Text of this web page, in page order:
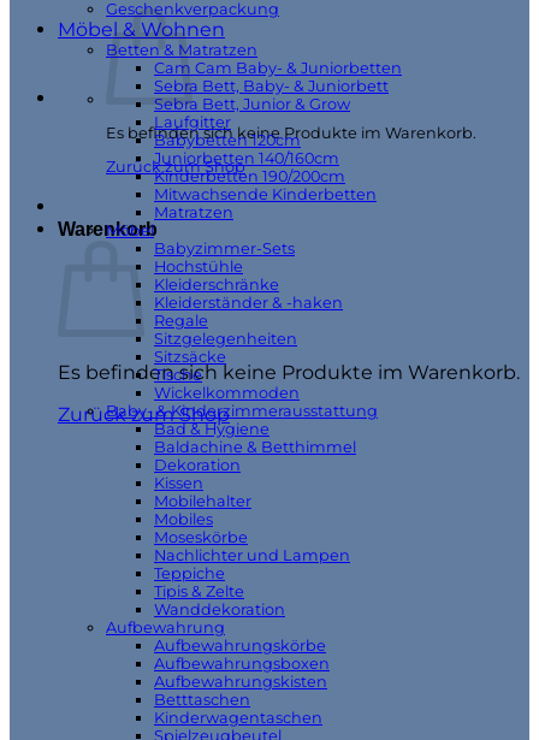
Es befinden sich keine Produkte im Warenkorb.
Zurück zum Shop
Warenkorb
Es befinden sich keine Produkte im Warenkorb.
Zurück zum Shop
Geschenkverpackung
Möbel & Wohnen
Betten & Matratzen
Cam Cam Baby- & Juniorbetten
Sebra Bett, Baby- & Juniorbett
Sebra Bett, Junior & Grow
Laufgitter
Babybetten 120cm
Juniorbetten 140/160cm
Kinderbetten 190/200cm
Mitwachsende Kinderbetten
Matratzen
Möbel
Babyzimmer-Sets
Hochstühle
Kleiderschränke
Kleiderständer & -haken
Regale
Sitzgelegenheiten
Sitzsäcke
Tische
Wickelkommoden
Baby- & Kinderzimmerausstattung
Bad & Hygiene
Baldachine & Betthimmel
Dekoration
Kissen
Mobilehalter
Mobiles
Moseskörbe
Nachlichter und Lampen
Teppiche
Tipis & Zelte
Wanddekoration
Aufbewahrung
Aufbewahrungskörbe
Aufbewahrungsboxen
Aufbewahrungskisten
Betttaschen
Kinderwagentaschen
Spielzeugbeutel